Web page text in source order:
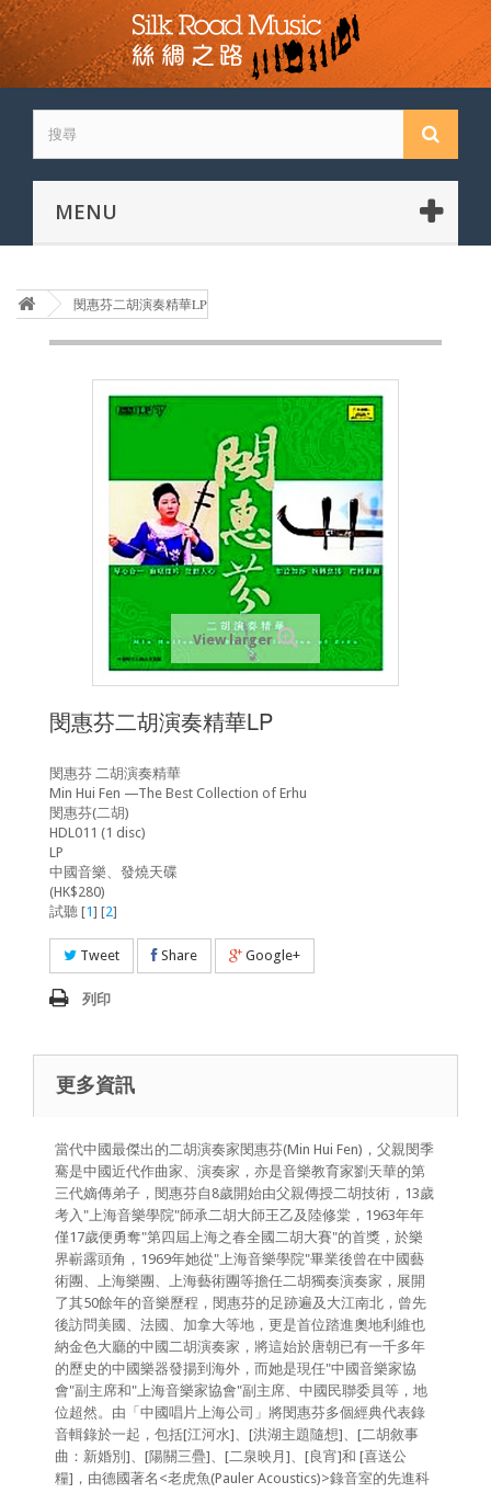
MENU
閔惠芬二胡演奏精華LP
View larger
閔惠芬二胡演奏精華LP
閔惠芬 二胡演奏精華
Min Hui Fen —The Best Collection of Erhu
閔惠芬(二胡)
HDL011 (1 disc)
LP
中國音樂、發燒天碟
(HK$280)
試聽 [1] [2]
Tweet Share Google+
列印
更多資訊
當代中國最傑出的二胡演奏家閔惠芬(Min Hui Fen)，父親閔季
騫是中國近代作曲家、演奏家，亦是音樂教育家劉天華的第
三代嫡傳弟子，閔惠芬自8歲開始由父親傳授二胡技術，13歲
考入"上海音樂學院"師承二胡大師王乙及陸修棠，1963年年
僅17歲便勇奪"第四屆上海之春全國二胡大賽"的首獎，於樂
界嶄露頭角，1969年她從"上海音樂學院"畢業後曾在中國藝
術團、上海樂團、上海藝術團等擔任二胡獨奏演奏家，展開
了其50餘年的音樂歷程，閔惠芬的足跡遍及大江南北，曾先
後訪問美國、法國、加拿大等地，更是首位踏進奧地利維也
納金色大廳的中國二胡演奏家，將這始於唐朝已有一千多年
的歷史的中國樂器發揚到海外，而她是現任"中國音樂家協
會"副主席和"上海音樂家協會"副主席、中國民聯委員等，地
位超然。由「中國唱片上海公司」將閔惠芬多個經典代表錄
音輯錄於一起，包括[江河水]、[洪湖主題隨想]、[二胡敘事
曲：新婚別]、[陽關三疊]、[二泉映月]、[良宵]和 [喜送公
糧]，由德國著名<老虎魚(Pauler Acoustics)>錄音室的先進科